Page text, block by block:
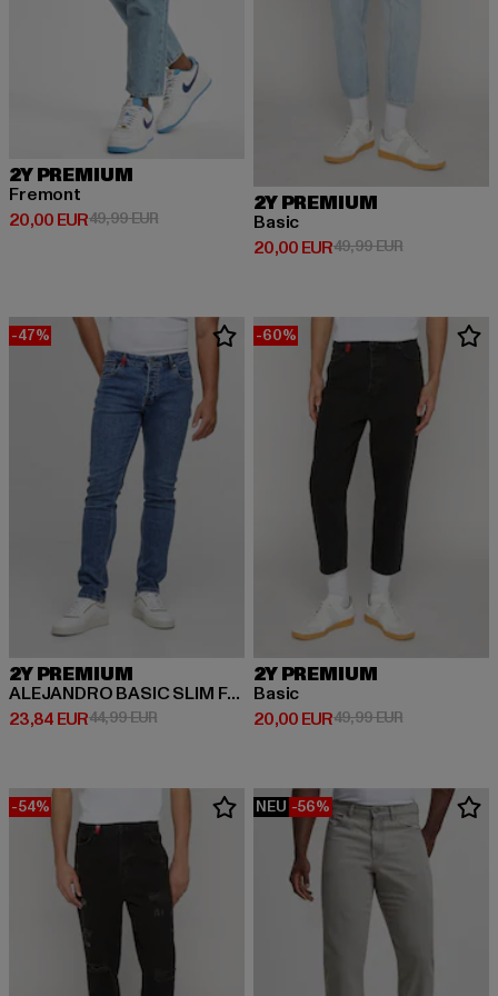
2Y PREMIUM
Fremont
20,00 EUR
Derzeitiger Preis: 20,00 EUR
49,99 EURAktionspreis: 49,99 EUR
2Y PREMIUM
Basic
20,00 EUR
Derzeitiger Preis: 20,00 EUR
49,99 EURAktionspreis:
-47%
2Y PREMIUM
ALEJANDRO BASIC SLIM FIT JEANS
23,84 EUR
Derzeitiger Preis: 23,84 EUR
44,99 EURAktionspreis: 44,99 EUR
-60%
2Y PREMIUM
Basic
20,00 EUR
Derzeitiger Preis: 20,00 EUR
49,99 EURAktionspreis:
-54% NEU -56%